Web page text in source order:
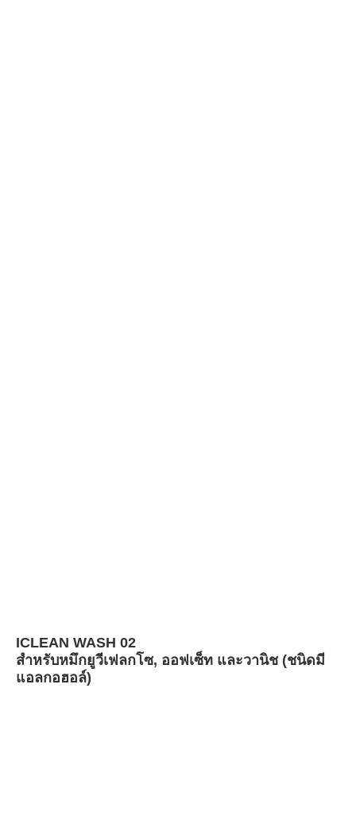
ICLEAN WASH 02
สำหรับหมึกยูวีเฟลกโซ, ออฟเซ็ท และวานิช (ชนิดมี
แอลกอฮอล์)